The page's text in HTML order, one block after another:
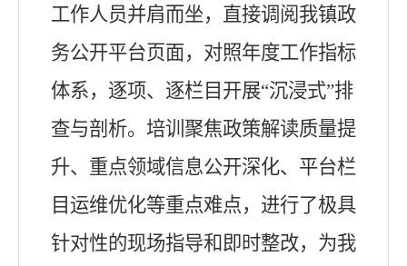
工作人员并肩而坐，直接调阅我镇政
务公开平台页面，对照年度工作指标
体系，逐项、逐栏目开展“沉浸式”排
查与剖析。培训聚焦政策解读质量提
升、重点领域信息公开深化、平台栏
目运维优化等重点难点，进行了极具
针对性的现场指导和即时整改，为我